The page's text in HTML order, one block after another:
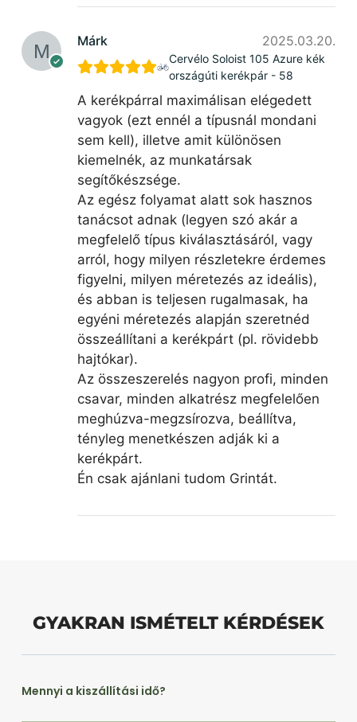
Márk 2025.03.20.
Cervélo Soloist 105 Azure kék
országúti kerékpár - 58
A kerékpárral maximálisan elégedett
vagyok (ezt ennél a típusnál mondani
sem kell), illetve amit különösen
kiemelnék, az munkatársak
segítőkészsége.
Az egész folyamat alatt sok hasznos
tanácsot adnak (legyen szó akár a
megfelelő típus kiválasztásáról, vagy
arról, hogy milyen részletekre érdemes
figyelni, milyen méretezés az ideális),
és abban is teljesen rugalmasak, ha
egyéni méretezés alapján szeretnéd
összeállítani a kerékpárt (pl. rövidebb
hajtókar).
Az összeszerelés nagyon profi, minden
csavar, minden alkatrész megfelelően
meghúzva-megzsírozva, beállítva,
tényleg menetkészen adják ki a
kerékpárt.
Én csak ajánlani tudom Grintát.
GYAKRAN ISMÉTELT KÉRDÉSEK
Mennyi a kiszállítási idő?